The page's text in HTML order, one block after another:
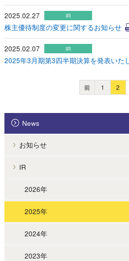
2025.02.27 IR
株主優待制度の変更に関するお知らせ
2025.02.07 IR
2025年3月期第3四半期決算を発表いた
前 1 2
News
お知らせ
IR
2026年
2025年
2024年
2023年